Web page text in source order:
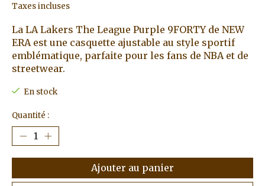
Taxes incluses
La LA Lakers The League Purple 9FORTY de NEW
ERA est une casquette ajustable au style sportif
emblématique, parfaite pour les fans de NBA et de
streetwear.
En stock
Quantité :
Ajouter au panier